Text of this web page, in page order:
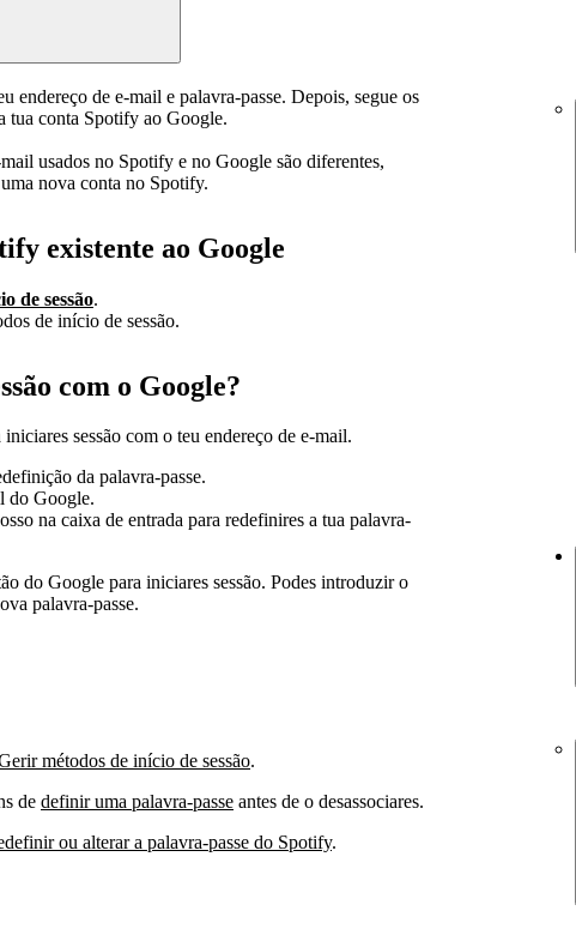
endereço de e-mail e palavra-passe. Depois, segue os
tua conta Spotify ao Google.
usados no Spotify e no Google são diferentes,
nova conta no Spotify.
existente ao Google
de sessão.
de início de sessão.
com o Google?
sessão com o teu endereço de e-mail.
da palavra-passe.
do Google.
na caixa de entrada para redefinires a tua palavra-
do Google para iniciares sessão. Podes introduzir o
palavra-passe.
métodos de início de sessão.
de definir uma palavra-passe antes de o desassociares.
ou alterar a palavra-passe do Spotify.